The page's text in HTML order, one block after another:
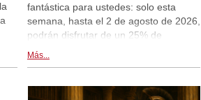
New Opening Trend
Sydykov - Svane (C47)
New Opening Trend
New Opening Trend
1d
fantástica para ustedes: solo esta
semana, hasta el 2 de agosto de 2026,
podrán disfrutar de un 25% de
descuento en todos los cursos
FritzTrainer de RB Ramesh, Surya
Más...